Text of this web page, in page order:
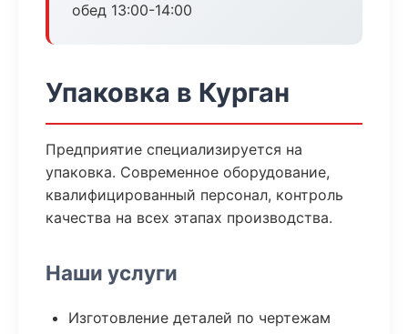
обед 13:00-14:00
Упаковка в Курган
Предприятие специализируется на
упаковка. Современное оборудование,
квалифицированный персонал, контроль
качества на всех этапах производства.
Наши услуги
Изготовление деталей по чертежам